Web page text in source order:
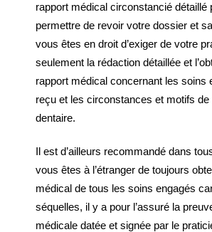
rapport médical circonstancié détaillé
permettre de revoir votre dossier et
vous êtes en droit d’exiger de votre
seulement la rédaction détaillée et
rapport médical concernant les soins
reçu et les circonstances et motifs
dentaire.
Il est d’ailleurs recommandé dans
vous êtes à l’étranger de toujours
médical de tous les soins engagés
séquelles, il y a pour l’assuré la
médicale datée et signée par le